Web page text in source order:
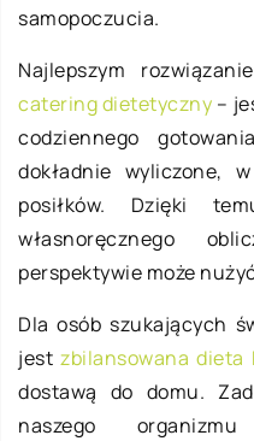
samopoczucia.
Najlepszym
catering dietetyczny –
codziennego
dokładnie wyliczone,
posiłków. Dzięki
własnoręcznego
perspektywie może
Dla osób szukających
jestzbilansowana dieta
dostawą do domu.
naszego